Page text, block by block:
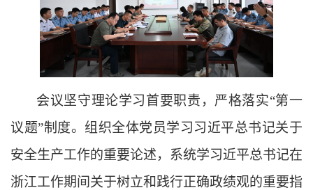
会议坚守理论学习首要职责，严格落实“第一
议题”制度。 组织全体党员学习习近平总书记关于
安全生产工作的重要论述，系统学习近平总书记在
浙江工作期间关于树立和践行正确政绩观的重要指